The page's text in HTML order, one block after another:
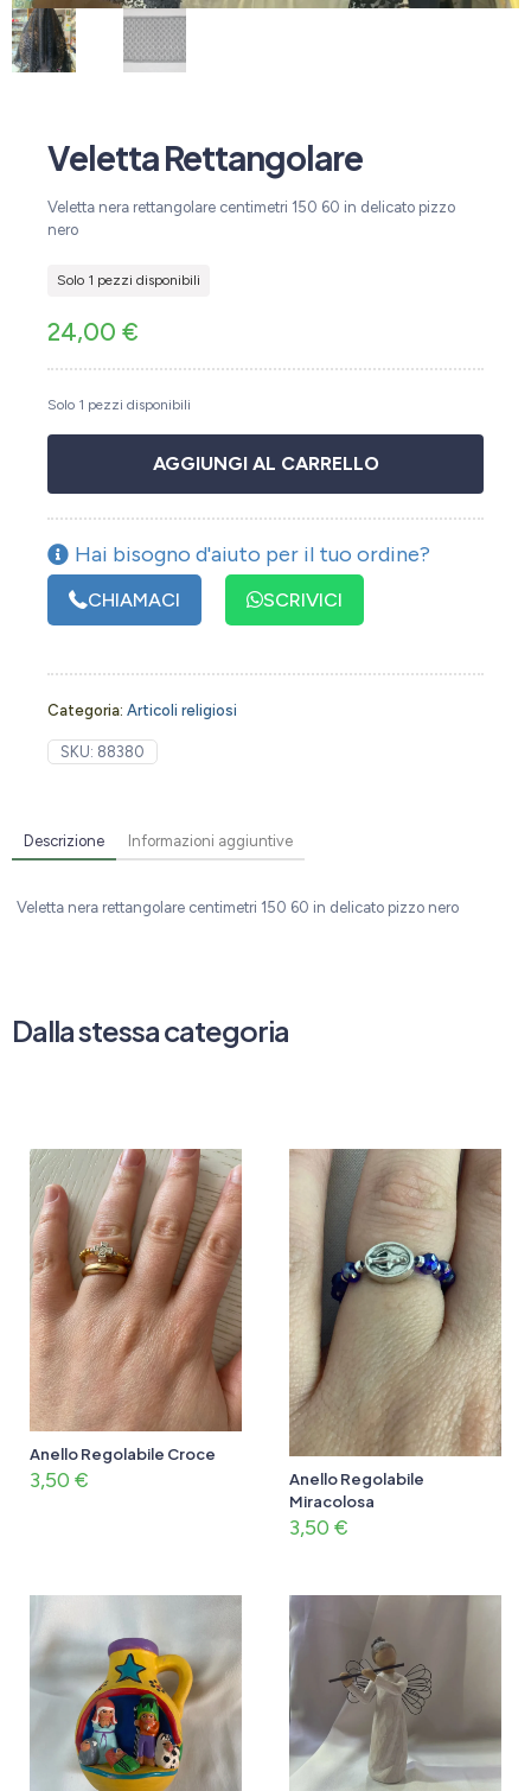
Veletta Rettangolare
Veletta nera rettangolare centimetri 150 60 in delicato pizzo
nero
Solo 1 pezzi disponibili
24,00 €
Solo 1 pezzi disponibili
AGGIUNGI AL CARRELLO
Hai bisogno d'aiuto per il tuo ordine?
CHIAMACI SCRIVICI
Categoria: Articoli religiosi
SKU: 88380
Descrizione Informazioni aggiuntive
Veletta nera rettangolare centimetri 150 60 in delicato pizzo nero
Dalla stessa categoria
Anello Regolabile Croce
3,50 €
Anello Regolabile
Miracolosa
3,50 €